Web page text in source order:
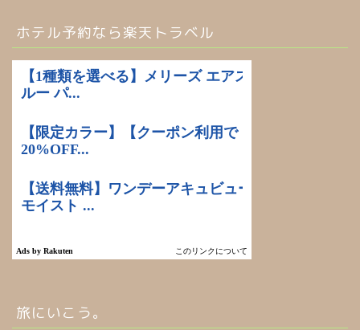
ホテル予約なら楽天トラベル
旅にいこう。